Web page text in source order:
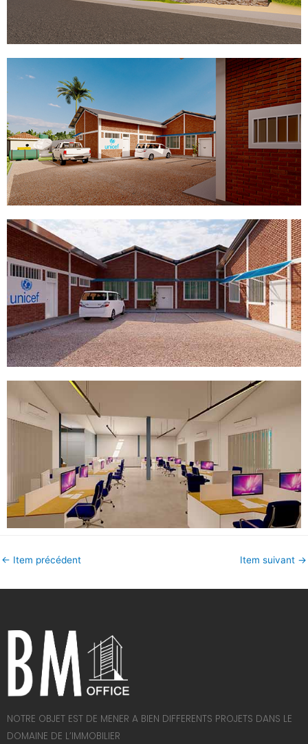
← Item précédent Item suivant →
NOTRE OBJET EST DE MENER A BIEN DIFFERENTS PROJETS DANS LE
DOMAINE DE L’IMMOBILIER